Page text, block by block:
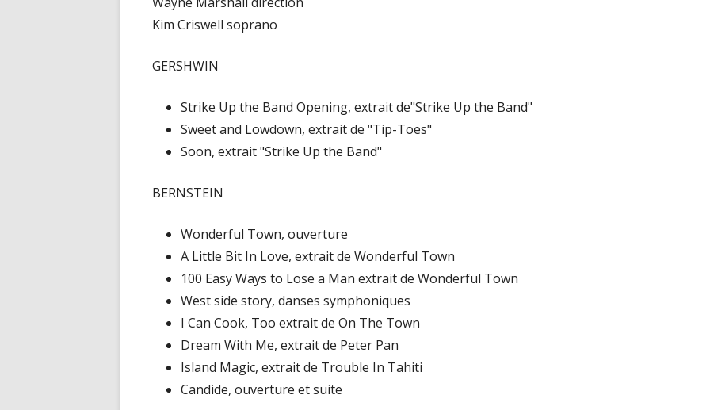
Kim Criswell soprano
GERSHWIN
Strike Up the Band Opening, extrait de"Strike Up the Band"
Sweet and Lowdown, extrait de "Tip-Toes"
Soon, extrait "Strike Up the Band"
BERNSTEIN
Wonderful Town, ouverture
A Little Bit In Love, extrait de Wonderful Town
100 Easy Ways to Lose a Man extrait de Wonderful Town
West side story, danses symphoniques
I Can Cook, Too extrait de On The Town
Dream With Me, extrait de Peter Pan
Island Magic, extrait de Trouble In Tahiti
Candide, ouverture et suite